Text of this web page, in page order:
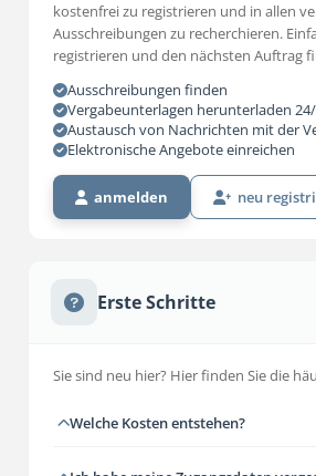
kostenfrei zu registrieren und in allen
Ausschreibungen zu recherchieren.
registrieren und den nächsten Auftrag
Ausschreibungen finden
Vergabeunterlagen herunterladen
Austausch von Nachrichten mit der
Elektronische Angebote einreichen
anmelden neu
Erste Schritte
Sie sind neu hier? Hier finden Sie die
Welche Kosten entstehen?